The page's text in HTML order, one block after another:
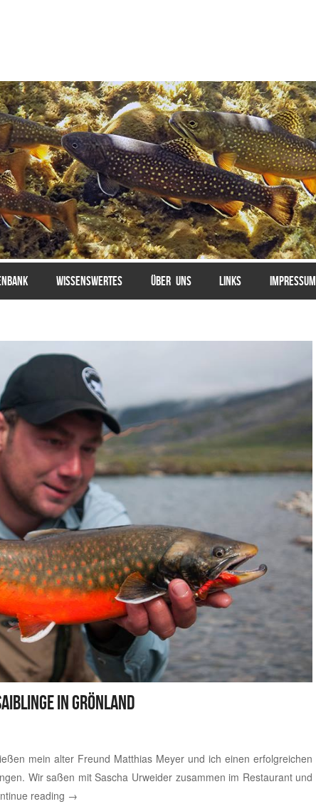
WISSENSWERTES ÜBER UNS LINKS IMPRESSUM
in Grönland
mein alter Freund Matthias Meyer und ich einen erfolgreichen
Wir saßen mit Sascha Urweider zusammen im Restaurant und
reading →